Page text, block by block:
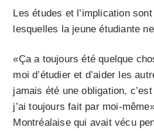
Les études et l’implication
lesquelles la jeune étudiante
«Ça a toujours été quelque
moi d’étudier et d’aider les
jamais été une obligation,
j’ai toujours fait par moi-
Montréalaise qui avait vécu